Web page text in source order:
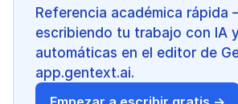
Referencia académica rápida
escribiendo tu trabajo con IA
automáticas en el editor de
app.gentext.ai.